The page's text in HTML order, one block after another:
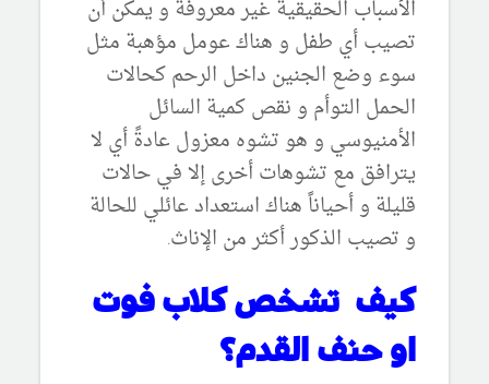
الأسباب الحقيقية غير معروفة و يمكن أن
تصيب أي طفل و هناك عومل مؤهبة مثل
سوء وضع الجنين داخل الرحم كحالات
الحمل التوأم و نقص كمية السائل
الأمنيوسي و هو تشوه معزول عادةً أي لا
يترافق مع تشوهات أخرى إلا في حالات
قليلة و أحياناً هناك استعداد عائلي للحالة
و تصيب الذكور أكثر من الإناث.
كيف تشخص كلاب فوت
او حنف القدم؟